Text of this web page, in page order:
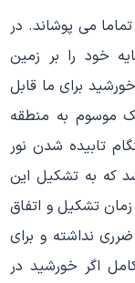
می پوشاند. در
خود را بر زمین
خورشید برای ما قابل
موسوم به منطقه
تابیده شدن نور
که به تشکیل این
تشکیل و اتفاق
نداشته و برای
اگر خورشید در